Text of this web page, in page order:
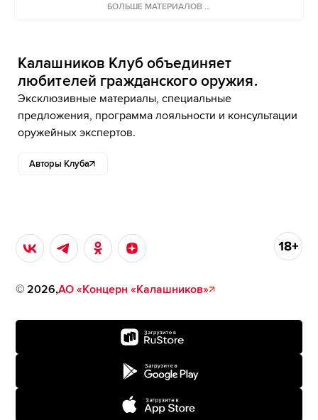
Калашников Клуб объединяет
любителей гражданского оружия.
Эксклюзивные материалы, специальные
предложения, программа лояльности и консультации
оружейных экспертов.
Авторы Клуба
БОЛЬШЕ МАТЕРИАЛОВ ...
©2026,АО «Концерн «Калашников»